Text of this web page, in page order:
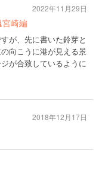
宮崎編
が、先に書いた鈴芽と
向こうに港が見える景
が合致しているように
2022年11月29日
2018年12月17日